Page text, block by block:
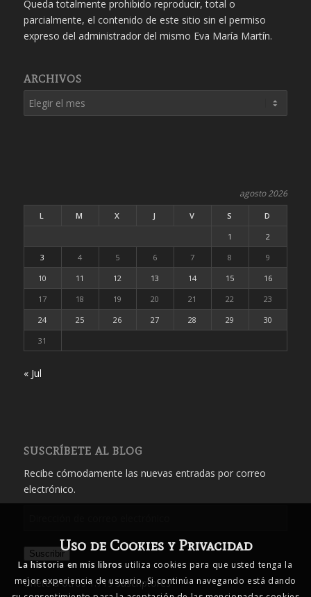
Queda totalmente prohibido reproducir, total o
parcialmente, el contenido de este sitio sin el permiso
expreso del administrador del mismo Eva María Martín.
ARCHIVOS
agosto 2026
L M X J V S
D
1
2
3
4 5 6 7 8
9
10
11 12 13 14 15
16
17
18 19 20 21 22
23
24
25 26 27 28 29
30
31
« Jul
SUSCRÍBETE AL BLOG
Recibe cómodamente las nuevas entradas por correo
electrónico.
electrónico
Suscribir
Únete a otros 1.719 suscriptores
Uso de Cookies y Privacidad
La historia en mis libros utiliza cookies para que usted tenga la
mejor experiencia de usuario. Si continúa navegando está dando